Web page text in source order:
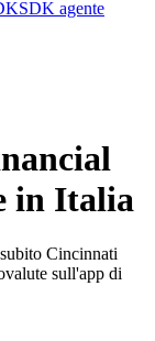
SDK agente
in Italia
Cincinnati
sull'app di